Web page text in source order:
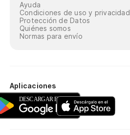
Ayuda
Condiciones de uso y privacidad
Protección de Datos
Quiénes somos
Normas para envío
Aplicaciones